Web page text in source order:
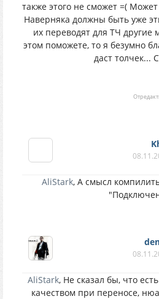
также этого не сможет =(
Наверняка должны быть уже
их переводят для ТЧ
этом поможете, то я безумно
даст толчек...
AliStark, А смысл
AliStark, Не сказал бы, что
качеством при переносе,